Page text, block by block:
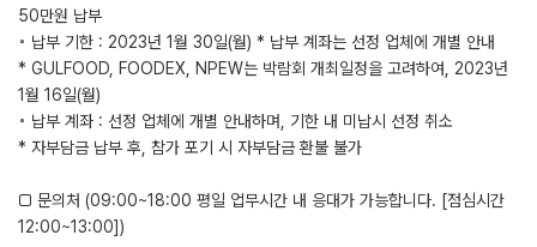
50만원 납부
◦ 납부 기한 : 2023년 1월 30일(월) * 납부 계좌는 선정 업체에 개별 안내
* GULFOOD, FOODEX, NPEW는 박람회 개최일정을 고려하여, 2023년
1월 16일(월)
◦ 납부 계좌 : 선정 업체에 개별 안내하며, 기한 내 미납시 선정 취소
* 자부담금 납부 후, 참가 포기 시 자부담금 환불 불가
□ 문의처 (09:00~18:00 평일 업무시간 내 응대가 가능합니다. [점심시간
12:00~13:00])